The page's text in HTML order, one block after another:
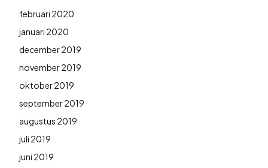
februari 2020
januari 2020
december 2019
november 2019
oktober 2019
september 2019
augustus 2019
juli 2019
juni 2019